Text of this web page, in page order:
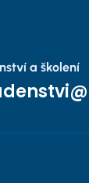
a školení